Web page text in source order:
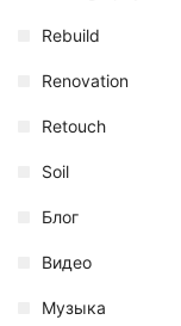
Rebuild
Renovation
Retouch
Soil
Блог
Видео
Музыка